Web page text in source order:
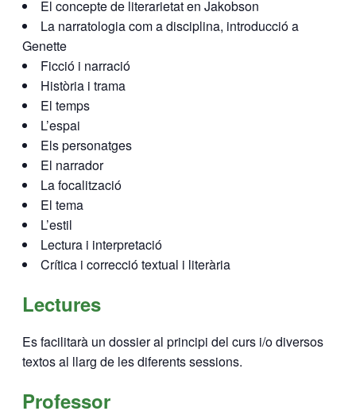
El concepte de literarietat en Jakobson
La narratologia com a disciplina, introducció a
Genette
Ficció i narració
Història i trama
El temps
L’espai
Els personatges
El narrador
La focalització
El tema
L’estil
Lectura i interpretació
Crítica i correcció textual i literària
Lectures
Es facilitarà un dossier al principi del curs i/o diversos
textos al llarg de les diferents sessions.
Professor